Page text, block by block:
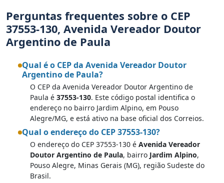
Perguntas frequentes sobre o CEP
37553-130, Avenida Vereador Doutor
Argentino de Paula
Qual é o CEP da Avenida Vereador Doutor
Argentino de Paula?
O CEP da Avenida Vereador Doutor Argentino de
Paula é 37553-130. Este código postal identifica o
endereço no bairro Jardim Alpino, em Pouso
Alegre/MG, e está ativo na base oficial dos Correios.
Qual o endereço do CEP 37553-130?
O endereço do CEP 37553-130 é Avenida Vereador
Doutor Argentino de Paula, bairro Jardim Alpino,
Pouso Alegre, Minas Gerais (MG), região Sudeste do
Brasil.